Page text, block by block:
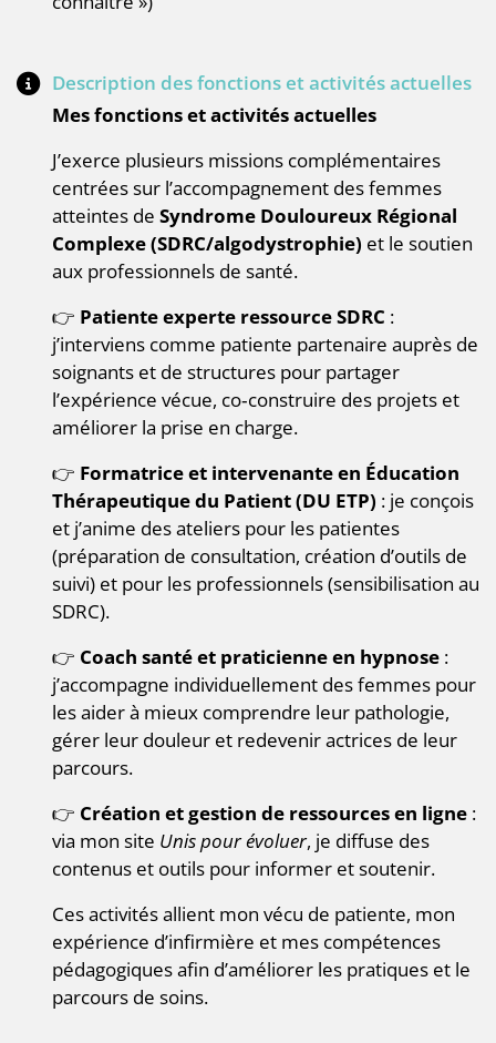
Description des fonctions et activités actuelles
Mes fonctions et activités actuelles
J’exerce plusieurs missions complémentaires
centrées sur l’accompagnement des femmes
atteintes de Syndrome Douloureux Régional
Complexe (SDRC/algodystrophie) et le soutien
aux professionnels de santé.
Patiente experte ressource SDRC :
j’interviens comme patiente partenaire auprès de
soignants et de structures pour partager
l’expérience vécue, co‑construire des projets et
améliorer la prise en charge.
Formatrice et intervenante en Éducation
Thérapeutique du Patient (DU ETP) : je conçois
et j’anime des ateliers pour les patientes
(préparation de consultation, création d’outils de
suivi) et pour les professionnels (sensibilisation au
SDRC).
Coach santé et praticienne en hypnose:
j’accompagne individuellement des femmes pour
les aider à mieux comprendre leur pathologie,
gérer leur douleur et redevenir actrices de leur
parcours.
Création et gestion de ressources en ligne:
via mon site Unis pour évoluer, je diffuse des
contenus et outils pour informer et soutenir.
Ces activités allient mon vécu de patiente, mon
expérience d’infirmière et mes compétences
pédagogiques afin d’améliorer les pratiques et le
parcours de soins.